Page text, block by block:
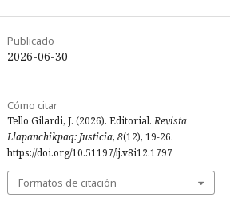
Publicado
2026-06-30
Cómo citar
Tello Gilardi, J. (2026). Editorial.Revista
Llapanchikpaq: Justicia, 8(12), 19-26.
https://doi.org/10.51197/lj.v8i12.1797
Formatos de citación